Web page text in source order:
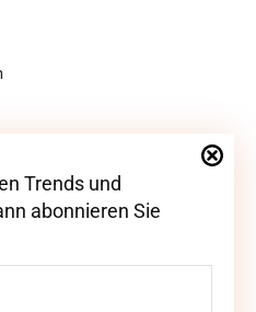
Trends und
abonnieren Sie
Trends und
abonnieren Sie